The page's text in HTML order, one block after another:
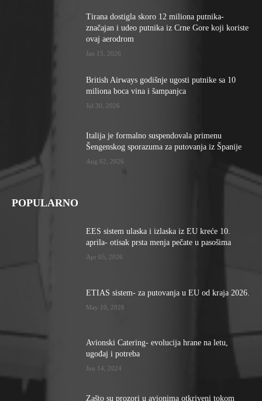
Tirana dostigla skoro 12 miliona putnika-
značajan i udeo putnika iz Crne Gore koji koriste
ovaj aerodrom
Jan 15, 2026
British Airways godišnje ugosti putnike sa 10
miliona boca vina i šampanjca
Jul 30, 2026
Italija je formalno suspendovala primenu
Šengenskog sporazuma za putovanja iz Španije
Aug 02, 2026
POPULARNO
EES sistem ulaska i izlaska iz EU kreće 10.
aprila- otisak prsta menja pečate u pasošima
Apr 05, 2026
ETIAS sistem- za putovanja u EU od kraja 2026.
May 10, 2026
Avionski Catering- evolucija hrane na letu,
ugođaj i potreba
Jun 14, 2024
Zašto su prozori u avionima otkriveni tokom